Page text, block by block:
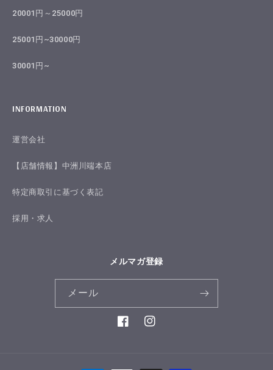
20001円～25000円
25001円~30000円
30001円~
INFORMATION
運営会社
【店舗情報】中洲川端本店
特定商取引に基づく表記
採用・求人
メルマガ登録
メール
FacebookInstagram